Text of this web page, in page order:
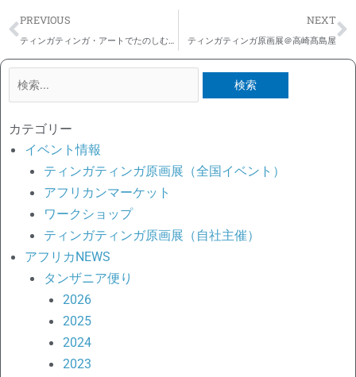
Prev
PREVIOUS NEXT
ティンガティンガ原画展＠高崎髙島屋
検
象:
カテゴリー
イベント情報
ティンガティンガ原画展（全国イベント）
アフリカンマーケット
ワークショップ
ティンガティンガ原画展（自社主催）
アフリカNEWS
タンザニア便り
2026
2025
2024
2023